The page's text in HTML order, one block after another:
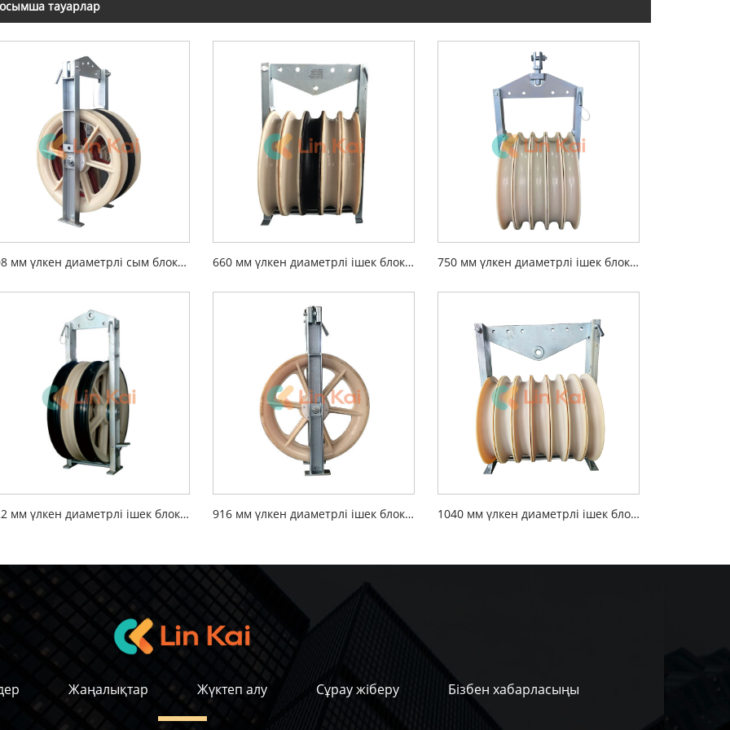
тауарлар
508 мм үлкен диаметрлі сым блоктары 660 мм үлкен диаметрлі ішек блоктары 750 мм үлкен диаметрлі ішек блоктары
822 мм үлкен диаметрлі ішек блоктары 916 мм үлкен диаметрлі ішек блоктары 1040 мм үлкен диаметрлі ішек блоктары
Жаңалықтар Жүктеп алу Сұрау жіберу Бізбен хабарласыңы